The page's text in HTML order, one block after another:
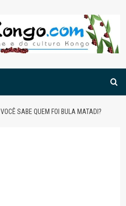
VOCÊ SABE QUEM FOI BULA MATADI?